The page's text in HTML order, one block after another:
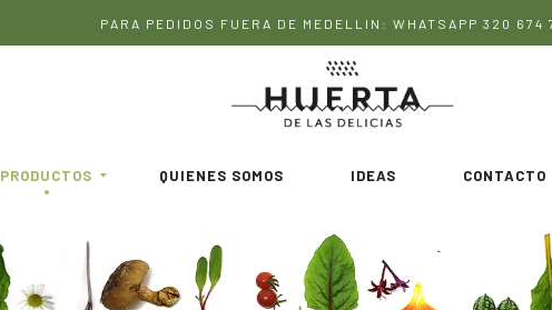
PARA PEDIDOS FUERA DE MEDELLIN: WHATSAPP 320 674
PRODUCTOS QUIENES SOMOS IDEAS CONTACTO